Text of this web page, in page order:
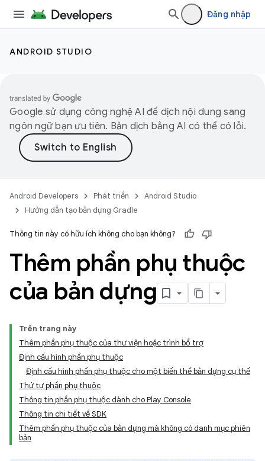
Đăng nhập
ANDROID STUDIO
Google sử dụng công nghệ AI để dịch nội dung sang
ngôn ngữ bạn ưu tiên. Bản dịch bằng AI có thể có lỗi.
Android Developers Phát triển
Android Studio
Hướng dẫn tạo bản dựng Gradle
Thông tin này có hữu ích không cho bạn không?
Thêm phần phụ thuộc
của bản dựng
Trên trang này
Thêm phần phụ thuộc của thư viện hoặc trình bổ trợ
Định cấu hình phần phụ thuộc
Định cấu hình phần phụ thuộc cho một biến thể bản dựng cụ thể
Thứ tự phần phụ thuộc
Thông tin phần phụ thuộc dành cho Play Console
Thông tin chi tiết về SDK
Thêm phần phụ thuộc của bản dựng mà không có danh mục phiên
bản